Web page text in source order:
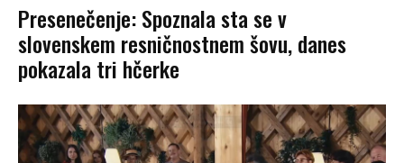
Presenečenje: Spoznala sta se v
slovenskem resničnostnem šovu, danes
pokazala tri hčerke